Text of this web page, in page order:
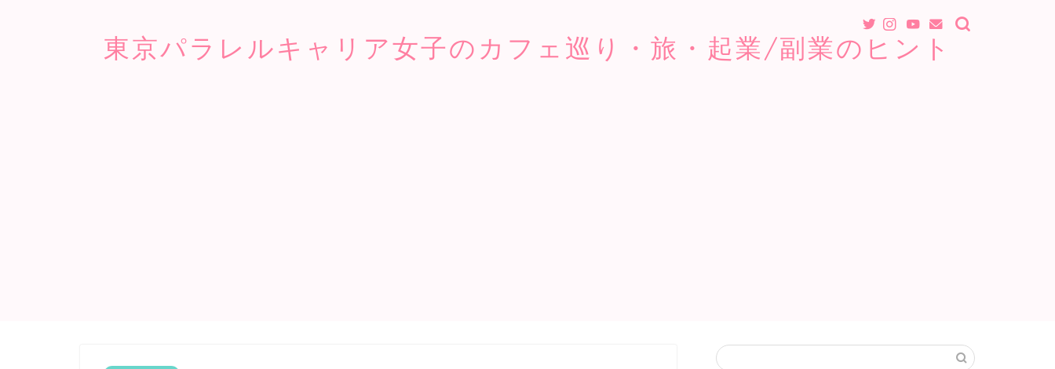
東京パラレルキャリア女子のカフェ巡り・旅・起業/副業のヒント